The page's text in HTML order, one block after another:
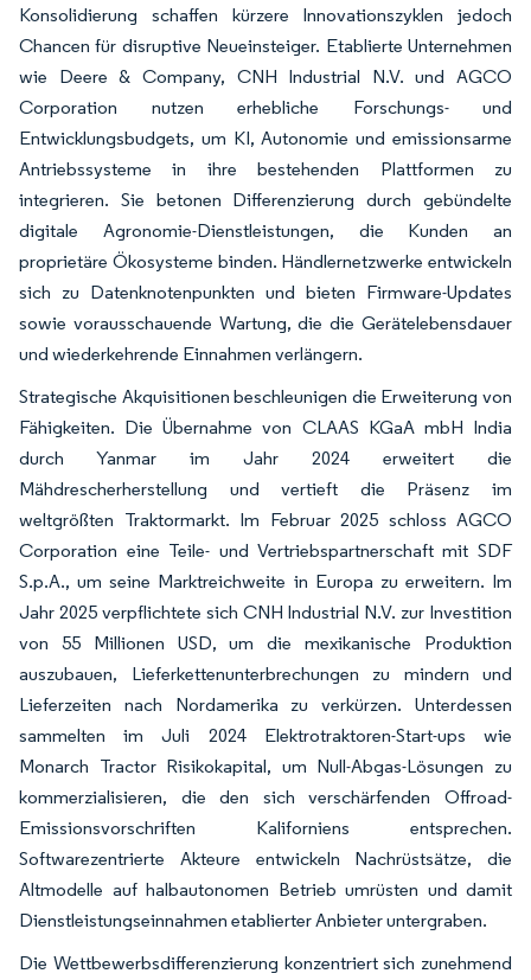
Konsolidierung schaffen kürzere Innovationszyklen jedoch
Chancen für disruptive Neueinsteiger. Etablierte Unternehmen
wie Deere & Company, CNH Industrial N.V. und AGCO
Corporation nutzen erhebliche Forschungs- und
Entwicklungsbudgets, um KI, Autonomie und emissionsarme
Antriebssysteme in ihre bestehenden Plattformen zu
integrieren. Sie betonen Differenzierung durch gebündelte
digitale Agronomie-Dienstleistungen, die Kunden an
proprietäre Ökosysteme binden. Händlernetzwerke entwickeln
sich zu Datenknotenpunkten und bieten Firmware-Updates
sowie vorausschauende Wartung, die die Gerätelebensdauer
und wiederkehrende Einnahmen verlängern.
Strategische Akquisitionen beschleunigen die Erweiterung von
Fähigkeiten. Die Übernahme von CLAAS KGaA mbH India
durch Yanmar im Jahr 2024 erweitert die
Mähdrescherherstellung und vertieft die Präsenz im
weltgrößten Traktormarkt. Im Februar 2025 schloss AGCO
Corporation eine Teile- und Vertriebspartnerschaft mit SDF
S.p.A., um seine Marktreichweite in Europa zu erweitern. Im
Jahr 2025 verpflichtete sich CNH Industrial N.V. zur Investition
von 55 Millionen USD, um die mexikanische Produktion
auszubauen, Lieferkettenunterbrechungen zu mindern und
Lieferzeiten nach Nordamerika zu verkürzen. Unterdessen
sammelten im Juli 2024 Elektrotraktoren-Start-ups wie
Monarch Tractor Risikokapital, um Null-Abgas-Lösungen zu
kommerzialisieren, die den sich verschärfenden Offroad-
Emissionsvorschriften Kaliforniens entsprechen.
Softwarezentrierte Akteure entwickeln Nachrüstsätze, die
Altmodelle auf halbautonomen Betrieb umrüsten und damit
Dienstleistungseinnahmen etablierter Anbieter untergraben.
Die Wettbewerbsdifferenzierung konzentriert sich zunehmend